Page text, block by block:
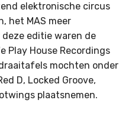
elektronische circus
het MAS meer
deze editie waren de
Play House Recordings
mochten onder
D, Locked Groove,
plaatsnemen.